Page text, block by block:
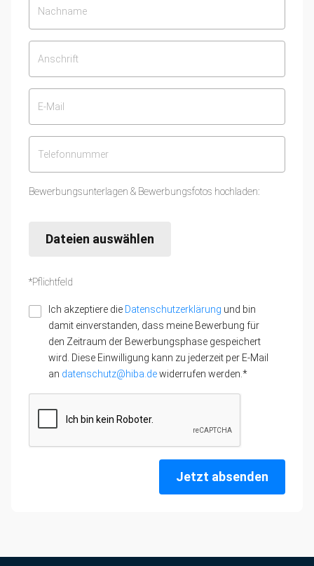
Bewerbungsunterlagen & Bewerbungsfotos hochladen:
Dateien auswählen
*Pflichtfeld
Ich akzeptiere die Datenschutzerklärung und bin
damit einverstanden, dass meine Bewerbung für
den Zeitraum der Bewerbungsphase gespeichert
wird. Diese Einwilligung kann zu jederzeit per E-Mail
an datenschutz@hiba.dewiderrufen werden.*
Jetzt absenden